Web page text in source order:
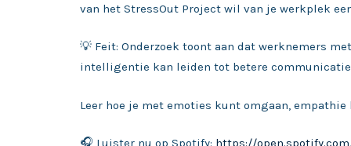
van het StressOut Project wil van je werkplek
💡 Feit: Onderzoek toont aan dat werknemers
intelligentie kan leiden tot betere
Leer hoe je met emoties kunt omgaan,
🎧 Luister nu op Spotify: https://